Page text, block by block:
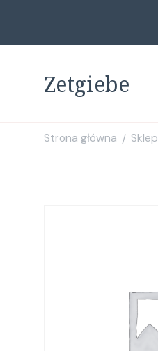
Zetgiebe
Strona główna / Sklep